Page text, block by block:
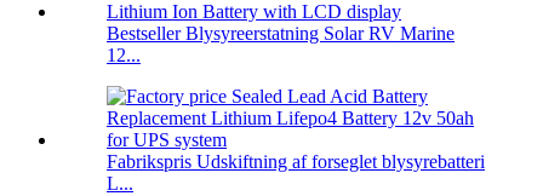
Bestseller Blysyreerstatning Solar RV Marine
12...
Fabrikspris Udskiftning af forseglet blysyrebatteri
L...